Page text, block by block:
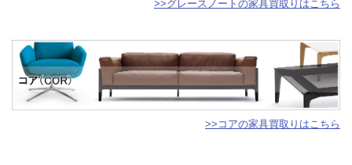
>>グレースノートの家具買取りはこちら
>>コアの家具買取りはこちら